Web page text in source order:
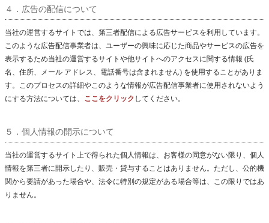
４．広告の配信について
当社の運営するサイトでは、第三者配信による広告サービスを利用しています。
このような広告配信事業者は、ユーザーの興味に応じた商品やサービスの広告を
表示するため当社の運営するサイトや他サイトへのアクセスに関する情報 (氏
名、住所、メール アドレス、電話番号は含まれません) を使用することがありま
す。このプロセスの詳細やこのような情報が広告配信事業者に使用されないよう
にする方法については、 ここをクリック してください。
５．個人情報の開示について
当社の運営するサイト上で得られた個人情報は、お客様の同意がない限り、個人
情報を第三者に開示したり、販売・貸与することはありません。ただし、公的機
関から要請があった場合や、法令に特別の規定がある場合等は、この限りではあ
りません。